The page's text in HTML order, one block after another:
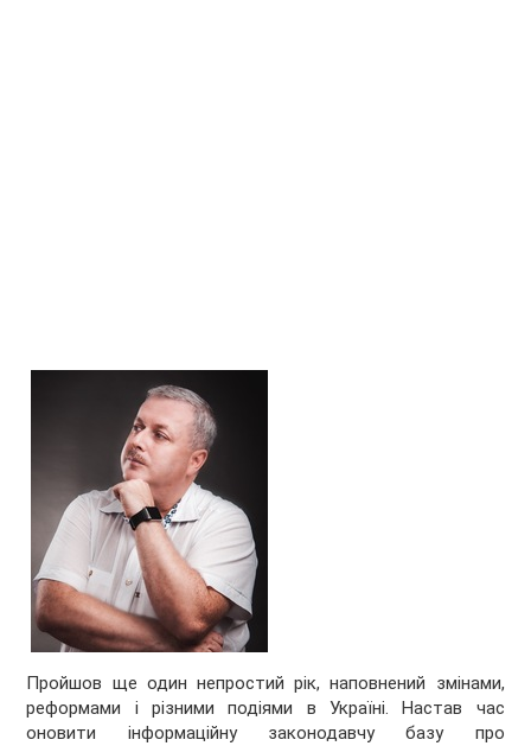
Пройшов ще один непростий рік, наповнений змінами,
реформами і різними подіями в Україні. Настав час
оновити інформаційну законодавчу базу про